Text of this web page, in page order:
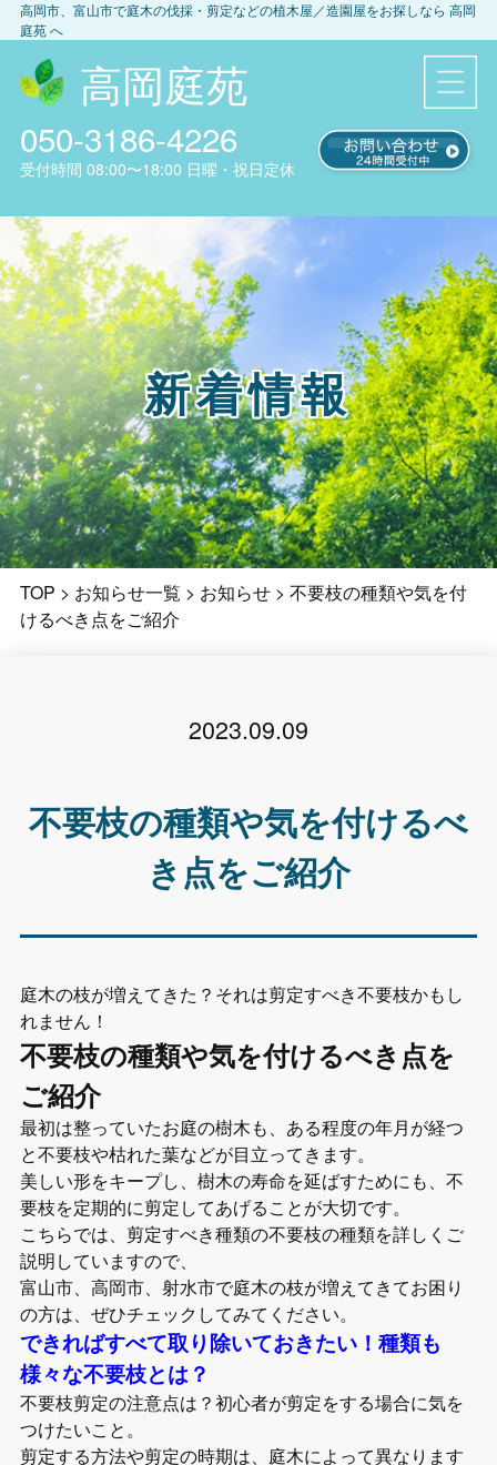
高岡市、富山市で庭木の伐採・剪定などの植木屋／造園屋をお探しなら 高岡
庭苑へ
高岡庭苑
050-3186-4226
受付時間 08:00〜18:00 日曜・祝日定休
新着情報
TOP > お知らせ一覧 > お知らせ> 不要枝の種類や気を付
けるべき点をご紹介
2023.09.09
不要枝の種類や気を付けるべ
き点をご紹介
庭木の枝が増えてきた？それは剪定すべき不要枝かもし
れません！
不要枝の種類や気を付けるべき点を
ご紹介
最初は整っていたお庭の樹木も、ある程度の年月が経つ
と不要枝や枯れた葉などが目立ってきます。
美しい形をキープし、樹木の寿命を延ばすためにも、不
要枝を定期的に剪定してあげることが大切です。
こちらでは、剪定すべき種類の不要枝の種類を詳しくご
説明していますので、
富山市、高岡市、射水市で庭木の枝が増えてきてお困り
の方は、ぜひチェックしてみてください。
できればすべて取り除いておきたい！種類も
様々な不要枝とは？
不要枝剪定の注意点は？初心者が剪定をする場合に気を
つけたいこと。
剪定する方法や剪定の時期は、庭木によって異なります